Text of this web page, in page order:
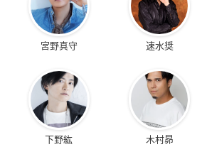
宮野真守 速水奨
下野紘 木村昴